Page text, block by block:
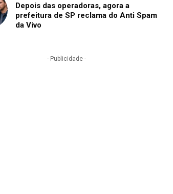
Depois das operadoras, agora a
prefeitura de SP reclama do Anti Spam
da Vivo
- Publicidade -